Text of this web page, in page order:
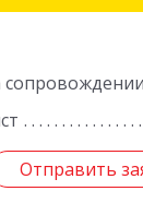
сопровождении
Отправить
Отправить